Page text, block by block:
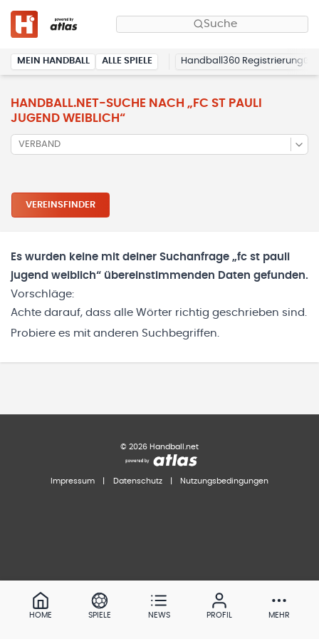
Suche
MEIN HANDBALL ALLE SPIELE Handball360 Registrierung
HANDBALL.NET-SUCHE NACH „ FC ST PAULI
JUGEND WEIBLICH“
VERBAND
VEREINSFINDER
Es wurden keine mit deiner Suchanfrage „fc st pauli
jugend weiblich“ übereinstimmenden Daten gefunden.
Vorschläge:
Achte darauf, dass alle Wörter richtig geschrieben sind.
Probiere es mit anderen Suchbegriffen.
© 2026 Handball.net
Impressum Datenschutz Nutzungsbedingungen
HOME SPIELE NEWS PROFIL MEHR